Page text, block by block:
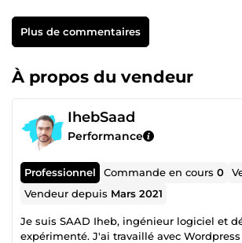
Plus de commentaires
À propos du vendeur
IhebSaad
Performance
Professionnel Commande en cours0
Vendeur depuis Mars 2021
Je suis SAAD Iheb, ingénieur logiciel et
expérimenté. J'ai travaillé avec